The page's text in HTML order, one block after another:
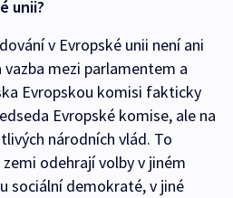
unii?
v Evropské unii není ani
mezi parlamentem a
Evropskou komisi fakticky
Evropské komise, ale na
národních vlád. To
odehrají volby v jiném
sociální demokraté, v jiné